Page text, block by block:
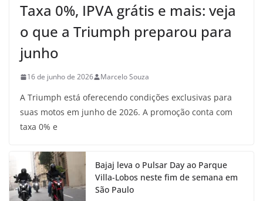
Taxa 0%, IPVA grátis e mais: veja
o que a Triumph preparou para
junho
16 de junho de 2026 Marcelo Souza
A Triumph está oferecendo condições exclusivas para
suas motos em junho de 2026. A promoção conta com
taxa 0% e
Bajaj leva o Pulsar Day ao Parque
Villa-Lobos neste fim de semana em
São Paulo